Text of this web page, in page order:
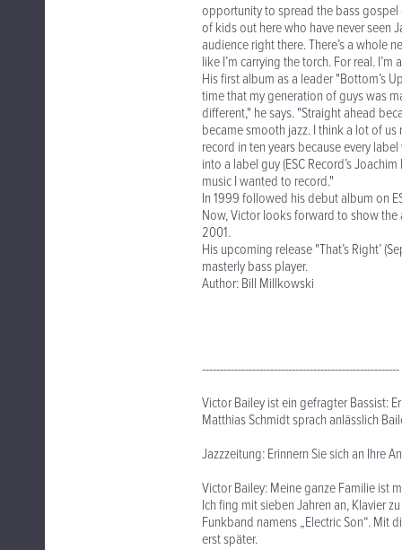
opportunity to spread the bass gospel
of kids out here who have never seen
audience right there. There’s a whole
like I’m carrying the torch. For real.
His first album as a leader "Bottom’s
time that my generation of guys was
different," he says. "Straight ahead
became smooth jazz. I think a lot of
record in ten years because every
into a label guy (ESC Record’s
music I wanted to record."
In 1999 followed his debut album on
Now, Victor looks forward to show
2001.
His upcoming release "That’s Right’
masterly bass player.
Author: Bill Millkowski
-------------------------------------------------------
Victor Bailey ist ein gefragter Bassist:
Matthias Schmidt sprach anlässlich
Jazzzeitung: Erinnern Sie sich an Ihre
Victor Bailey: Meine ganze Familie ist
Ich fing mit sieben Jahren an, Klavier
Funkband namens „Electric Son“. Mit
erst später.